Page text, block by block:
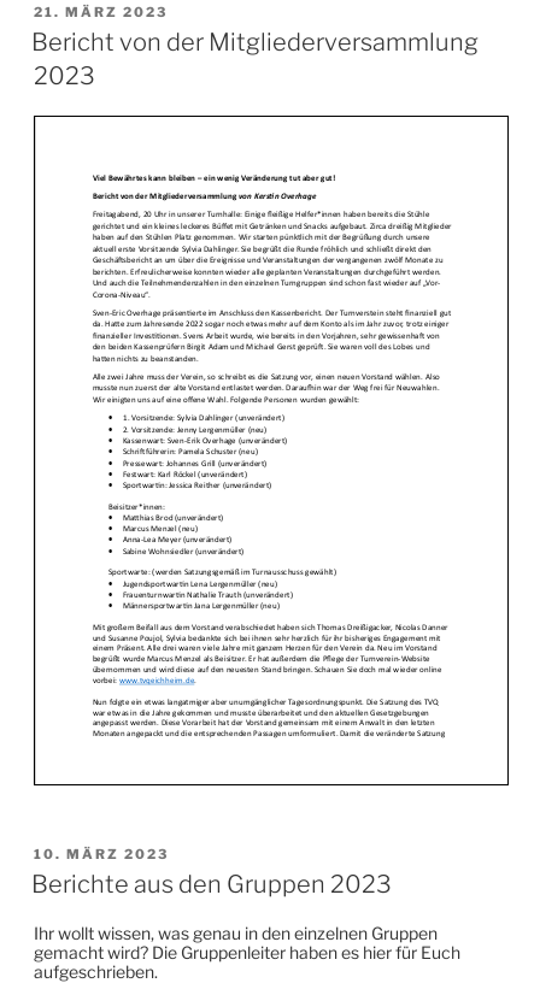
VERÖFFENTLICHT
AM
21. MÄRZ 2023
Bericht von der Mitgliederversammlung
2023
VERÖFFENTLICHT
AM
10. MÄRZ 2023
Berichte aus den Gruppen 2023
Ihr wollt wissen, was genau in den einzelnen Gruppen
gemacht wird? Die Gruppenleiter haben es hier für Euch
aufgeschrieben.